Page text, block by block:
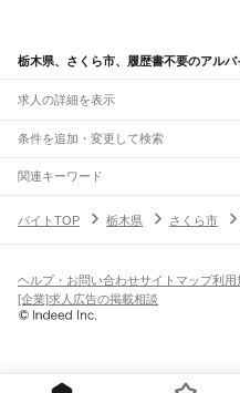
栃木県、さくら市、履歴書不要のアル
求人の詳細を表示
条件を追加・変更して検索
市区町村を追加・変更
栃木県すべて
那須郡
駅を追加・変更
黒磯駅 高久駅黒田原駅 豊原駅
宇都宮線
野木駅 間々田駅
宝積寺駅
仁井田駅鴻野山駅
飲食・フードサービス
飲食・フードサービス
ホールスタッフ
皿
飲食
営業・販売
特徴を追加・変更
人気
関連キーワード
栃木県 栃木市 履歴書不要 魚べい栃
バイトTOP 栃木県 さくら市
ヘルプ・お問い合わせサイトマップ利用
[企業]求人広告の掲載相談